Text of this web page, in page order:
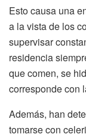
Esto causa una
a la vista de los
supervisar
residencia
que comen, se
corresponde con
Además, han
tomarse con